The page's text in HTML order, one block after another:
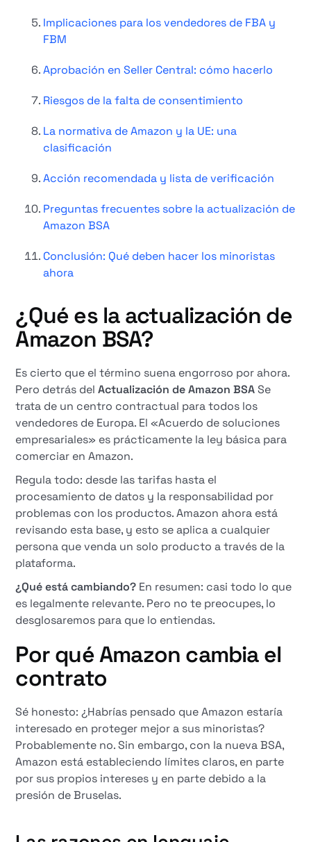
Implicaciones para los vendedores de FBA y
FBM
Aprobación en Seller Central: cómo hacerlo
Riesgos de la falta de consentimiento
La normativa de Amazon y la UE: una
clasificación
Acción recomendada y lista de verificación
Preguntas frecuentes sobre la actualización de
Amazon BSA
Conclusión: Qué deben hacer los minoristas
ahora
¿Qué es la actualización de
Amazon BSA?
Es cierto que el término suena engorroso por ahora.
Pero detrás delActualización de Amazon BSASe
trata de un centro contractual para todos los
vendedores de Europa. El «Acuerdo de soluciones
empresariales» es prácticamente la ley básica para
comerciar en Amazon.
Regula todo: desde las tarifas hasta el
procesamiento de datos y la responsabilidad por
problemas con los productos. Amazon ahora está
revisando esta base, y esto se aplica a cualquier
persona que venda un solo producto a través de la
plataforma.
¿Qué está cambiando? En resumen: casi todo lo que
es legalmente relevante. Pero no te preocupes, lo
desglosaremos para que lo entiendas.
Por qué Amazon cambia el
contrato
Sé honesto: ¿Habrías pensado que Amazon estaría
interesado en proteger mejor a sus minoristas?
Probablemente no. Sin embargo, con la nueva BSA,
Amazon está estableciendo límites claros, en parte
por sus propios intereses y en parte debido a la
presión de Bruselas.